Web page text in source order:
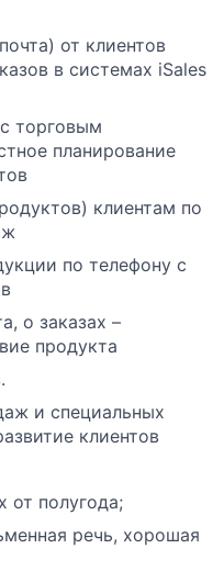
от клиентов
в системах iSales
торговым
планирование
клиентам по
по телефону с
о заказах –
продукта
и специальных
клиентов
от полугода;
речь, хорошая